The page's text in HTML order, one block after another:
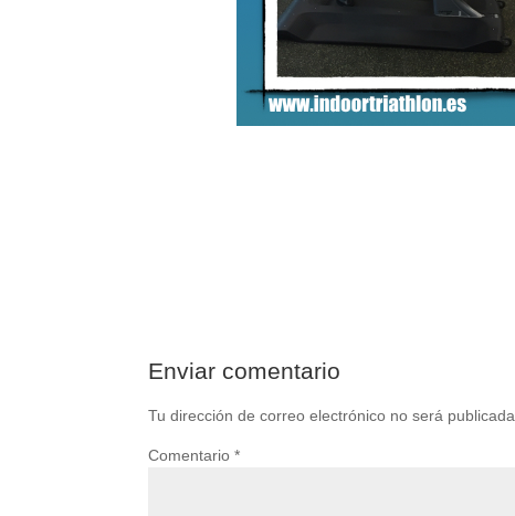
Enviar comentario
Tu dirección de correo electrónico no será publicada.
Comentario*